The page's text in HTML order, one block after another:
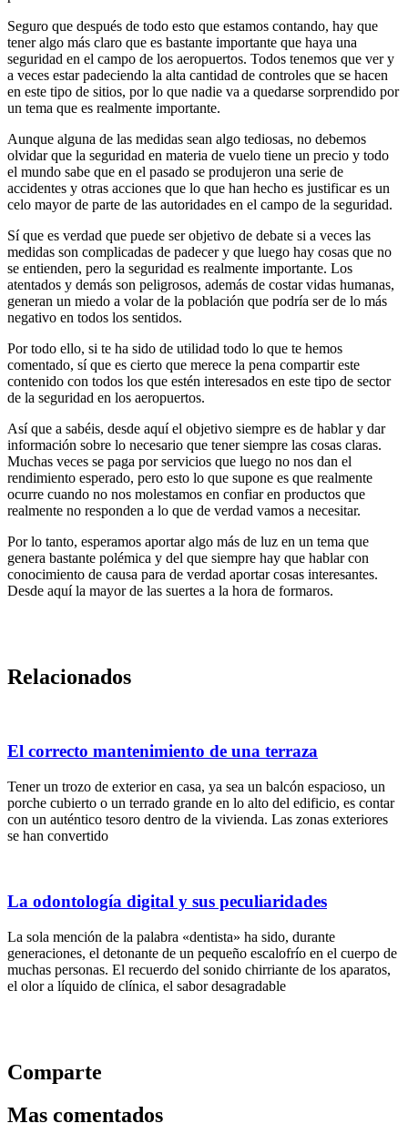
Seguro que después de todo esto que estamos contando, hay que
tener algo más claro que es bastante importante que haya una
seguridad en el campo de los aeropuertos. Todos tenemos que ver y
a veces estar padeciendo la alta cantidad de controles que se hacen
en este tipo de sitios, por lo que nadie va a quedarse sorprendido por
un tema que es realmente importante.
Aunque alguna de las medidas sean algo tediosas, no debemos
olvidar que la seguridad en materia de vuelo tiene un precio y todo
el mundo sabe que en el pasado se produjeron una serie de
accidentes y otras acciones que lo que han hecho es justificar es un
celo mayor de parte de las autoridades en el campo de la seguridad.
Sí que es verdad que puede ser objetivo de debate si a veces las
medidas son complicadas de padecer y que luego hay cosas que no
se entienden, pero la seguridad es realmente importante. Los
atentados y demás son peligrosos, además de costar vidas humanas,
generan un miedo a volar de la población que podría ser de lo más
negativo en todos los sentidos.
Por todo ello, si te ha sido de utilidad todo lo que te hemos
comentado, sí que es cierto que merece la pena compartir este
contenido con todos los que estén interesados en este tipo de sector
de la seguridad en los aeropuertos.
Así que a sabéis, desde aquí el objetivo siempre es de hablar y dar
información sobre lo necesario que tener siempre las cosas claras.
Muchas veces se paga por servicios que luego no nos dan el
rendimiento esperado, pero esto lo que supone es que realmente
ocurre cuando no nos molestamos en confiar en productos que
realmente no responden a lo que de verdad vamos a necesitar.
Por lo tanto, esperamos aportar algo más de luz en un tema que
genera bastante polémica y del que siempre hay que hablar con
conocimiento de causa para de verdad aportar cosas interesantes.
Desde aquí la mayor de las suertes a la hora de formaros.
Relacionados
El correcto mantenimiento de una terraza
Tener un trozo de exterior en casa, ya sea un balcón espacioso, un
porche cubierto o un terrado grande en lo alto del edificio, es contar
con un auténtico tesoro dentro de la vivienda. Las zonas exteriores
se han convertido
La odontología digital y sus peculiaridades
La sola mención de la palabra «dentista» ha sido, durante
generaciones, el detonante de un pequeño escalofrío en el cuerpo de
muchas personas. El recuerdo del sonido chirriante de los aparatos,
el olor a líquido de clínica, el sabor desagradable
Comparte
Mas comentados